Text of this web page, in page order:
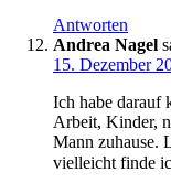
Antworten
Andrea Nagel
15. Dezember
Ich habe darauf
Arbeit, Kinder,
Mann zuhause.
vielleicht finde